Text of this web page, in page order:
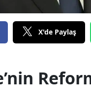
X'de Paylaş